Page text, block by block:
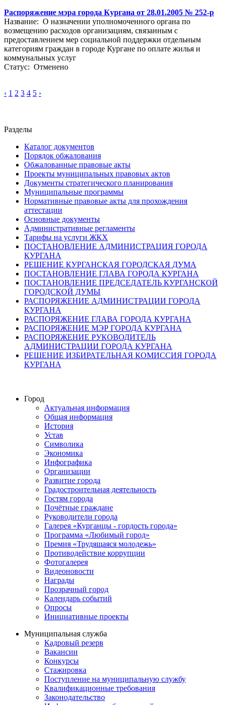
Распоряжение мэра города Кургана от 28.01.2005 № 252-р
Название: О назначении уполномоченного органа по
возмещению расходов организациям, связанным с
предоставлением мер социальной поддержки отдельным
категориям граждан в городе Кургане по оплате жилья и
коммунальных услуг
Статус: Отменено
‹ 1 2 3 4 5 ›
Разделы
Каталог документов
Порядок обжалования
Обжалованные правовые акты
Проекты муниципальных правовых актов
Документы стратегического планирования
Муниципальные программы
Нормативные правовые акты для прохождения
аттестации
Основные документы
Административные регламенты
Тарифы на услуги ЖКХ
ПОСТАНОВЛЕНИЕ АДМИНИСТРАЦИЯ ГОРОДА
КУРГАНА
РЕШЕНИЕ КУРГАНСКАЯ ГОРОДСКАЯ ДУМА
ПОСТАНОВЛЕНИЕ ГЛАВА ГОРОДА КУРГАНА
ПОСТАНОВЛЕНИЕ ПРЕДСЕДАТЕЛЬ КУРГАНСКОЙ
ГОРОДСКОЙ ДУМЫ
РАСПОРЯЖЕНИЕ АДМИНИСТРАЦИИ ГОРОДА
КУРГАНА
РАСПОРЯЖЕНИЕ ГЛАВА ГОРОДА КУРГАНА
РАСПОРЯЖЕНИЕ МЭР ГОРОДА КУРГАНА
РАСПОРЯЖЕНИЕ РУКОВОДИТЕЛЬ
АДМИНИСТРАЦИИ ГОРОДА КУРГАНА
РЕШЕНИЕ ИЗБИРАТЕЛЬНАЯ КОМИССИЯ ГОРОДА
КУРГАНА
Город
Актуальная информация
Общая информация
История
Устав
Символика
Экономика
Инфографика
Организации
Развитие города
Градостроительная деятельность
Гостям города
Почётные граждане
Руководители города
Галерея «Курганцы - гордость города»
Программа «Любимый город»
Премия «Трудящаяся молодежь»
Противодействие коррупции
Фотогалерея
Видеоновости
Награды
Прозрачный город
Календарь событий
Опросы
Инициативные проекты
Муниципальная служба
Кадровый резерв
Вакансии
Конкурсы
Стажировка
Поступление на муниципальную службу
Квалификационные требования
Законодательство